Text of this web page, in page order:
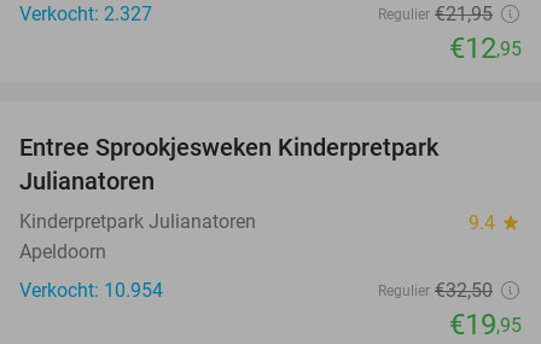
Verkocht: 2.327
Regulier €21,95
€12,95
Entree Sprookjesweken Kinderpretpark
Julianatoren
Kinderpretpark Julianatoren 9.4 star
Apeldoorn
Verkocht: 10.954
Regulier €32,50
€19,95